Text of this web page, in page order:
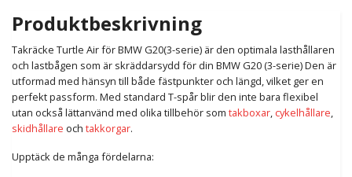
Produktbeskrivning
Takräcke Turtle Air för BMW G20(3-serie) är den optimala lasthållaren
och lastbågen som är skräddarsydd för din BMW G20 (3-serie) Den är
utformad med hänsyn till både fästpunkter och längd, vilket ger en
perfekt passform. Med standard T-spår blir den inte bara flexibel
utan också lättanvänd med olika tillbehör som takboxar, cykelhållare,
skidhållare och takkorgar.
Upptäck de många fördelarna: